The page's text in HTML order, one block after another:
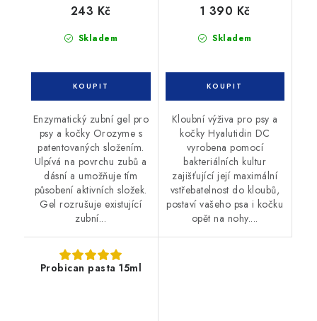
Skladem
243 Kč
Enzymatický zubní gel pro
psy a kočky Orozyme s
patentovaných složením.
Ulpívá na povrchu zubů a
dásní a umožňuje tím
působení aktivních složek.
Gel rozrušuje existující
zubní...
Skladem
1 390 Kč
Kloubní výživa pro psy a
kočky Hyalutidin DC
vyrobena pomocí
bakteriálních kultur
zajišťující její maximální
vstřebatelnost do kloubů,
postaví vašeho psa i kočku
opět na nohy....
Probican pasta 15ml